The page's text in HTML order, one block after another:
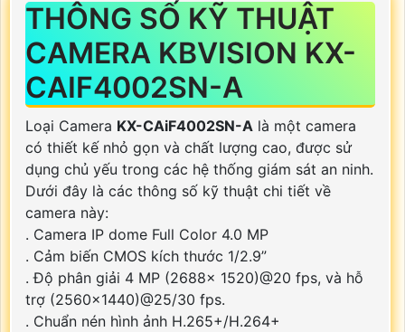
THÔNG SỐ KỸ THUẬT
CAMERA KBVISION KX-
CAIF4002SN-A
Loại Camera KX-CAiF4002SN-A là một camera
có thiết kế nhỏ gọn và chất lượng cao, được sử
dụng chủ yếu trong các hệ thống giám sát an ninh.
Dưới đây là các thông số kỹ thuật chi tiết về
camera này:
. Camera IP dome Full Color 4.0 MP
. Cảm biến CMOS kích thước 1/2.9”
. Độ phân giải 4 MP (2688× 1520)@20 fps, và hỗ
trợ (2560×1440)@25/30 fps.
. Chuẩn nén hình ảnh H.265+/H.264+